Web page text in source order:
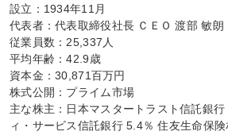
設立：1934年11月
代表者：代表取締役社長 ＣＥＯ 渡部 敏朗
従業員数：25,337人
平均年齢：42.9歳
資本金：30,871百万円
株式公開：プライム市場
主な株主：日本マスタートラスト信託銀
ィ・サービス信託銀行 5.4％ 住友生命保